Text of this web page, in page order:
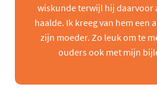
wiskunde terwijl hij daarvoor
haalde. Ik kreeg van hem een
zijn moeder. Zo leuk om te
ouders ook met mijn